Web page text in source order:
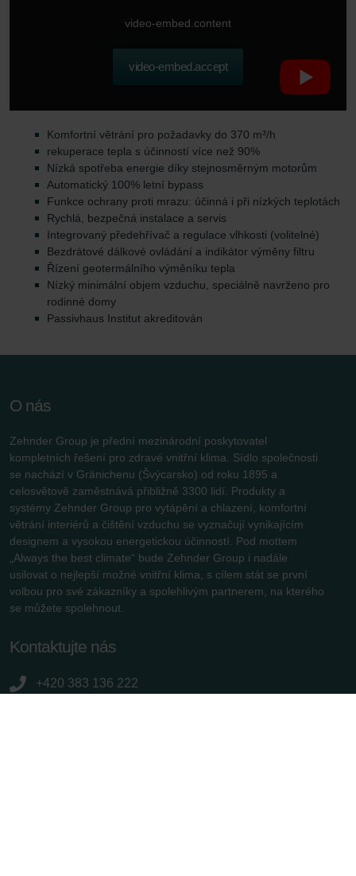
video-embed.content
video-embed.accept
Komfortní větrání pro požadavky do 370 m³/h
rekuperace tepla s účinností více než 90%
Nízká spotřeba energie díky stejnosměrným motorům
Automatický 100% letní bypass
Funkce ochrany proti mrazu: účinná i při nízkých teplotách
Rychlá, bezpečná instalace a servis
Integrovaný předehřívač a regulace vlhkosti (volitelné)
Bezdrátové dálkové ovládání a indikátor výměny filtru
Řízení geotermálního výměníku tepla
Nízký minimální objem vzduchu, speciálně navrženo pro
rodinné domy
Passivhaus Institut akreditován
O nás
Zehnder Group je přední mezinárodní poskytovatel
kompletních řešení pro zdravé vnitřní klima. Sídlo společnosti
se nachází v Gränichenu (Švýcarsko) od roku 1895 a
celosvětově zaměstnává přibližně 3300 lidí. Produkty a
systémy Zehnder Group pro vytápění a chlazení, komfortní
větrání interiérů a čištění vzduchu se vyznačují vynikajícím
designem a vysokou energetickou účinností. Pod mottem
„Always the best climate“ bude Zehnder Group i nadále
usilovat o nejlepší možné vnitřní klima, s cílem stát se první
volbou pro své zákazníky a spolehlivým partnerem, na kterého
se můžete spolehnout.
Kontaktujte nás
+420 383 136 222